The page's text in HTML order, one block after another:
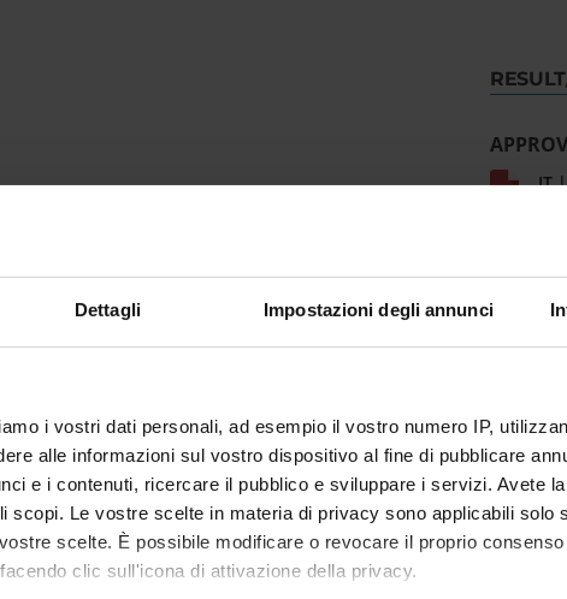
Dettagli Impostazioni degli annunci
i vostri dati personali, ad esempio il vostro numero IP,
alle informazioni sul vostro dispositivo al fine di pubblicare
e i contenuti, ricercare il pubblico e sviluppare i servizi. Avete
scopi. Le vostre scelte in materia di privacy sono applicabili solo
scelte. È possibile modificare o revocare il proprio
clic sull'icona di attivazione della privacy.
IT